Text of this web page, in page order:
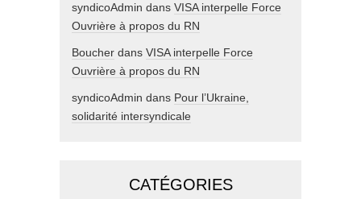
syndicoAdmin dans VISA interpelle Force
Ouvrière à propos du RN
Boucher dans VISA interpelle Force
Ouvrière à propos du RN
syndicoAdmin dans Pour l’Ukraine,
solidarité intersyndicale
CATÉGORIES